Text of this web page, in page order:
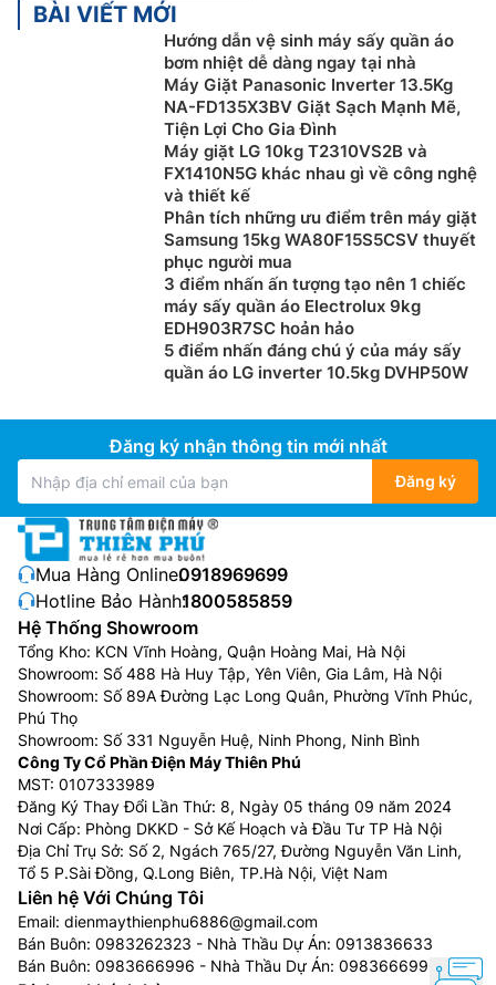
BÀI VIẾT MỚI
Hướng dẫn vệ sinh máy sấy quần áo
bơm nhiệt dễ dàng ngay tại nhà
Máy Giặt Panasonic Inverter 13.5Kg
NA-FD135X3BV Giặt Sạch Mạnh Mẽ,
Tiện Lợi Cho Gia Đình
Máy giặt LG 10kg T2310VS2B và
FX1410N5G khác nhau gì về công nghệ
và thiết kế
Phân tích những ưu điểm trên máy giặt
Samsung 15kg WA80F15S5CSV thuyết
phục người mua
3 điểm nhấn ấn tượng tạo nên 1 chiếc
máy sấy quần áo Electrolux 9kg
EDH903R7SC hoản hảo
5 điểm nhấn đáng chú ý của máy sấy
quần áo LG inverter 10.5kg DVHP50W
Đăng ký nhận thông tin mới nhất
Đăng ký
Mua Hàng Online:0918969699
Hotline Bảo Hành:1800585859
Hệ Thống Showroom
Tổng Kho: KCN Vĩnh Hoàng, Quận Hoàng Mai, Hà Nội
Showroom: Số 488 Hà Huy Tập, Yên Viên, Gia Lâm, Hà Nội
Showroom: Số 89A Đường Lạc Long Quân, Phường Vĩnh Phúc,
Phú Thọ
Showroom: Số 331 Nguyễn Huệ, Ninh Phong, Ninh Bình
Công Ty Cổ Phần Điện Máy Thiên Phú
MST: 0107333989
Đăng Ký Thay Đổi Lần Thứ: 8, Ngày 05 tháng 09 năm 2024
Nơi Cấp: Phòng DKKD - Sở Kế Hoạch và Đầu Tư TP Hà Nội
Địa Chỉ Trụ Sở: Số 2, Ngách 765/27, Đường Nguyễn Văn Linh,
Tổ 5 P.Sài Đồng, Q.Long Biên, TP.Hà Nội, Việt Nam
Liên hệ Với Chúng Tôi
Email: dienmaythienphu6886@gmail.com
Bán Buôn: 0983262323 - Nhà Thầu Dự Án: 0913836633
Bán Buôn: 0983666996 - Nhà Thầu Dự Án: 0983666996